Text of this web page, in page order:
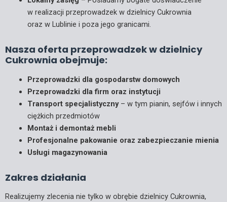
w realizacji przeprowadzek w dzielnicy Cukrownia
oraz w Lublinie i poza jego granicami.
Nasza oferta przeprowadzek w dzielnicy
Cukrownia obejmuje:
Przeprowadzki dla gospodarstw domowych
Przeprowadzki dla firm oraz instytucji
Transport specjalistyczny– w tym pianin, sejfów i innych
ciężkich przedmiotów
Montaż i demontaż mebli
Profesjonalne pakowanie oraz zabezpieczanie mienia
Usługi magazynowania
Zakres działania
Realizujemy zlecenia nie tylko w obrębie dzielnicy Cukrownia,